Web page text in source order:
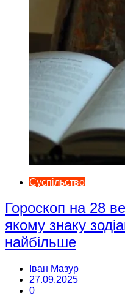
Суспільство
Гороскоп на 28
якому знаку
найбільше
Іван Мазур
27.09.2025
0